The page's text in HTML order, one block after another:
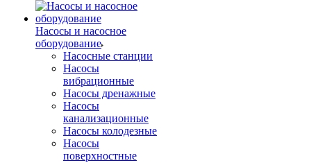
Насосы и насосное
оборудование
Насосные станции
Насосы
вибрационные
Насосы дренажные
Насосы
канализационные
Насосы колодезные
Насосы
поверхностные